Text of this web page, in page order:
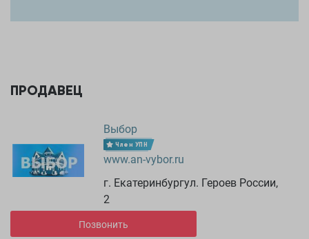
ПРОДАВЕЦ
Выбор
Член УПН
www.an-vybor.ru
г. Екатеринбургул. Героев России,
2
Позвонить